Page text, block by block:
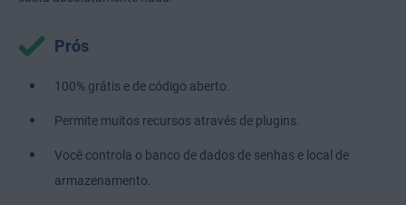
Prós
100% grátis e de código aberto.
Permite muitos recursos através de plugins.
Você controla o banco de dados de senhas e local de
armazenamento.